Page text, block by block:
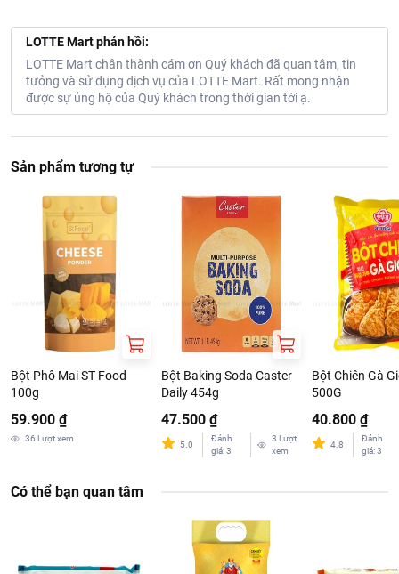
LOTTE Mart phản hồi:
LOTTE Mart chân thành cám ơn Quý khách đã quan tâm, tin
tưởng và sử dụng dịch vụ của LOTTE Mart. Rất mong nhận
được sự ủng hộ của Quý khách trong thời gian tới ạ.
Sản phẩm tương tự
Bột Phô Mai ST Food
100g
59.900 ₫
36 Lượt xem
Bột Baking Soda Caster
Daily 454g
47.500 ₫
5.0
Đánh
giá:3
3 Lượt
xem
Bột Chiên Gà
500G
40.800 ₫
4.8
Đánh
giá:3
Có thể bạn quan tâm